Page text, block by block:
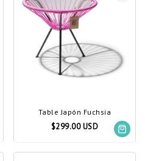
Table Japón Fuchsia
$299.00 USD